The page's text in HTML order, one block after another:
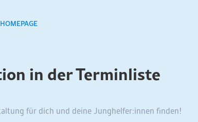
HOMEPAGE
in der Terminliste
für dich und deine Junghelfer:innen finden!